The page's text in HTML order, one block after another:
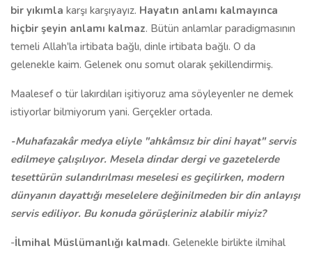
bir yıkımla karşı karşıyayız. Hayatın anlamı kalmayınca
hiçbir şeyin anlamı kalmaz. Bütün anlamlar paradigmasının
temeli Allah'la irtibata bağlı, dinle irtibata bağlı. O da
gelenekle kaim. Gelenek onu somut olarak şekillendirmiş.
Maalesef o tür lakırdıları işitiyoruz ama söyleyenler ne demek
istiyorlar bilmiyorum yani. Gerçekler ortada.
-Muhafazakâr medya eliyle "ahkâmsız bir dini hayat" servis
edilmeye çalışılıyor. Mesela dindar dergi ve gazetelerde
tesettürün sulandırılması meselesi es geçilirken, modern
dünyanın dayattığı meselelere değinilmeden bir din anlayışı
servis ediliyor. Bu konuda görüşleriniz alabilir miyiz?
-İlmihal Müslümanlığı kalmadı. Gelenekle birlikte ilmihal